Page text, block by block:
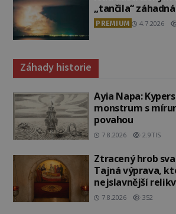
„tančila“
PREMIUM 4.7.2026
Záhady historie
Ayia Napa:
monstrum s
povahou
7.8.2026 2.9TIS
Ztracený hrob
Tajná výprava,
nejslavnější
7.8.2026 352